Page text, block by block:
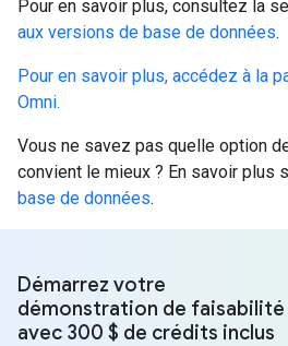
Pour en savoir plus, consultez la
aux versions de base de données.
Pour en savoir plus, accédez à la
Omni.
Vous ne savez pas quelle option
convient le mieux ? En savoir plus
base de données.
Démarrez votre
démonstration de faisabilité
avec 300 $ de crédits inclus